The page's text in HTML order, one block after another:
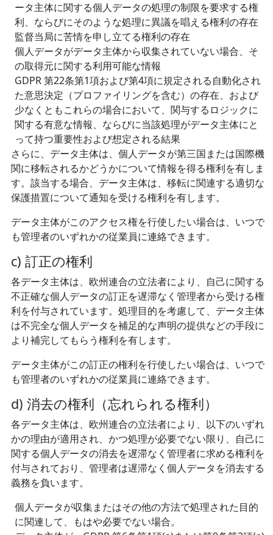
ータ主体に関する個人データの処理の制限を要求する権
利、ならびにそのような処理に異議を唱える権利の存在
監督当局に苦情を申し立てる権利の存在
個人データがデータ主体から収集されていない場合、そ
の取得元に関する利用可能な情報
GDPR 第22条第1項および第4項に規定される自動化され
た意思決定（プロファイリングを含む）の存在、および
少なくともこれらの場合において、関与するロジックに
関する有意な情報、ならびに当該処理がデータ主体にと
って持つ重要性および想定される結果
さらに、データ主体は、個人データが第三国または国際機
関に移転されるかどうかについて情報を得る権利を有しま
す。該当する場合、データ主体は、移転に関連する適切な
保護措置について通知を受ける権利を有します。
データ主体がこのアクセス権を行使したい場合は、いつで
も管理者のいずれかの従業員に連絡できます。
c) 訂正の権利
各データ主体は、欧州連合の立法者により、自己に関する
不正確な個人データの訂正を遅滞なく管理者から受ける権
利を付与されています。処理目的を考慮して、データ主体
は不完全な個人データを補足的な声明の提供などの手段に
より補完してもらう権利を有します。
データ主体がこの訂正の権利を行使したい場合は、いつで
も管理者のいずれかの従業員に連絡できます。
d) 消去の権利（忘れられる権利）
各データ主体は、欧州連合の立法者により、以下のいずれ
かの理由が適用され、かつ処理が必要でない限り、自己に
関する個人データの消去を遅滞なく管理者に求める権利を
付与されており、管理者は遅滞なく個人データを消去する
義務を負います。
個人データが収集またはその他の方法で処理された目的
に関連して、もはや必要でない場合。